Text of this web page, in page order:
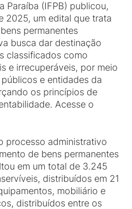
Paraíba (IFPB) publicou,
2025, um edital que trata
permanentes
busca dar destinação
classificados como
e irrecuperáveis, por meio
e entidades da
os princípios de
Acesse o
processo administrativo
de bens permanentes
em um total de 3.245
distribuídos em 21
mobiliário e
distribuídos entre os